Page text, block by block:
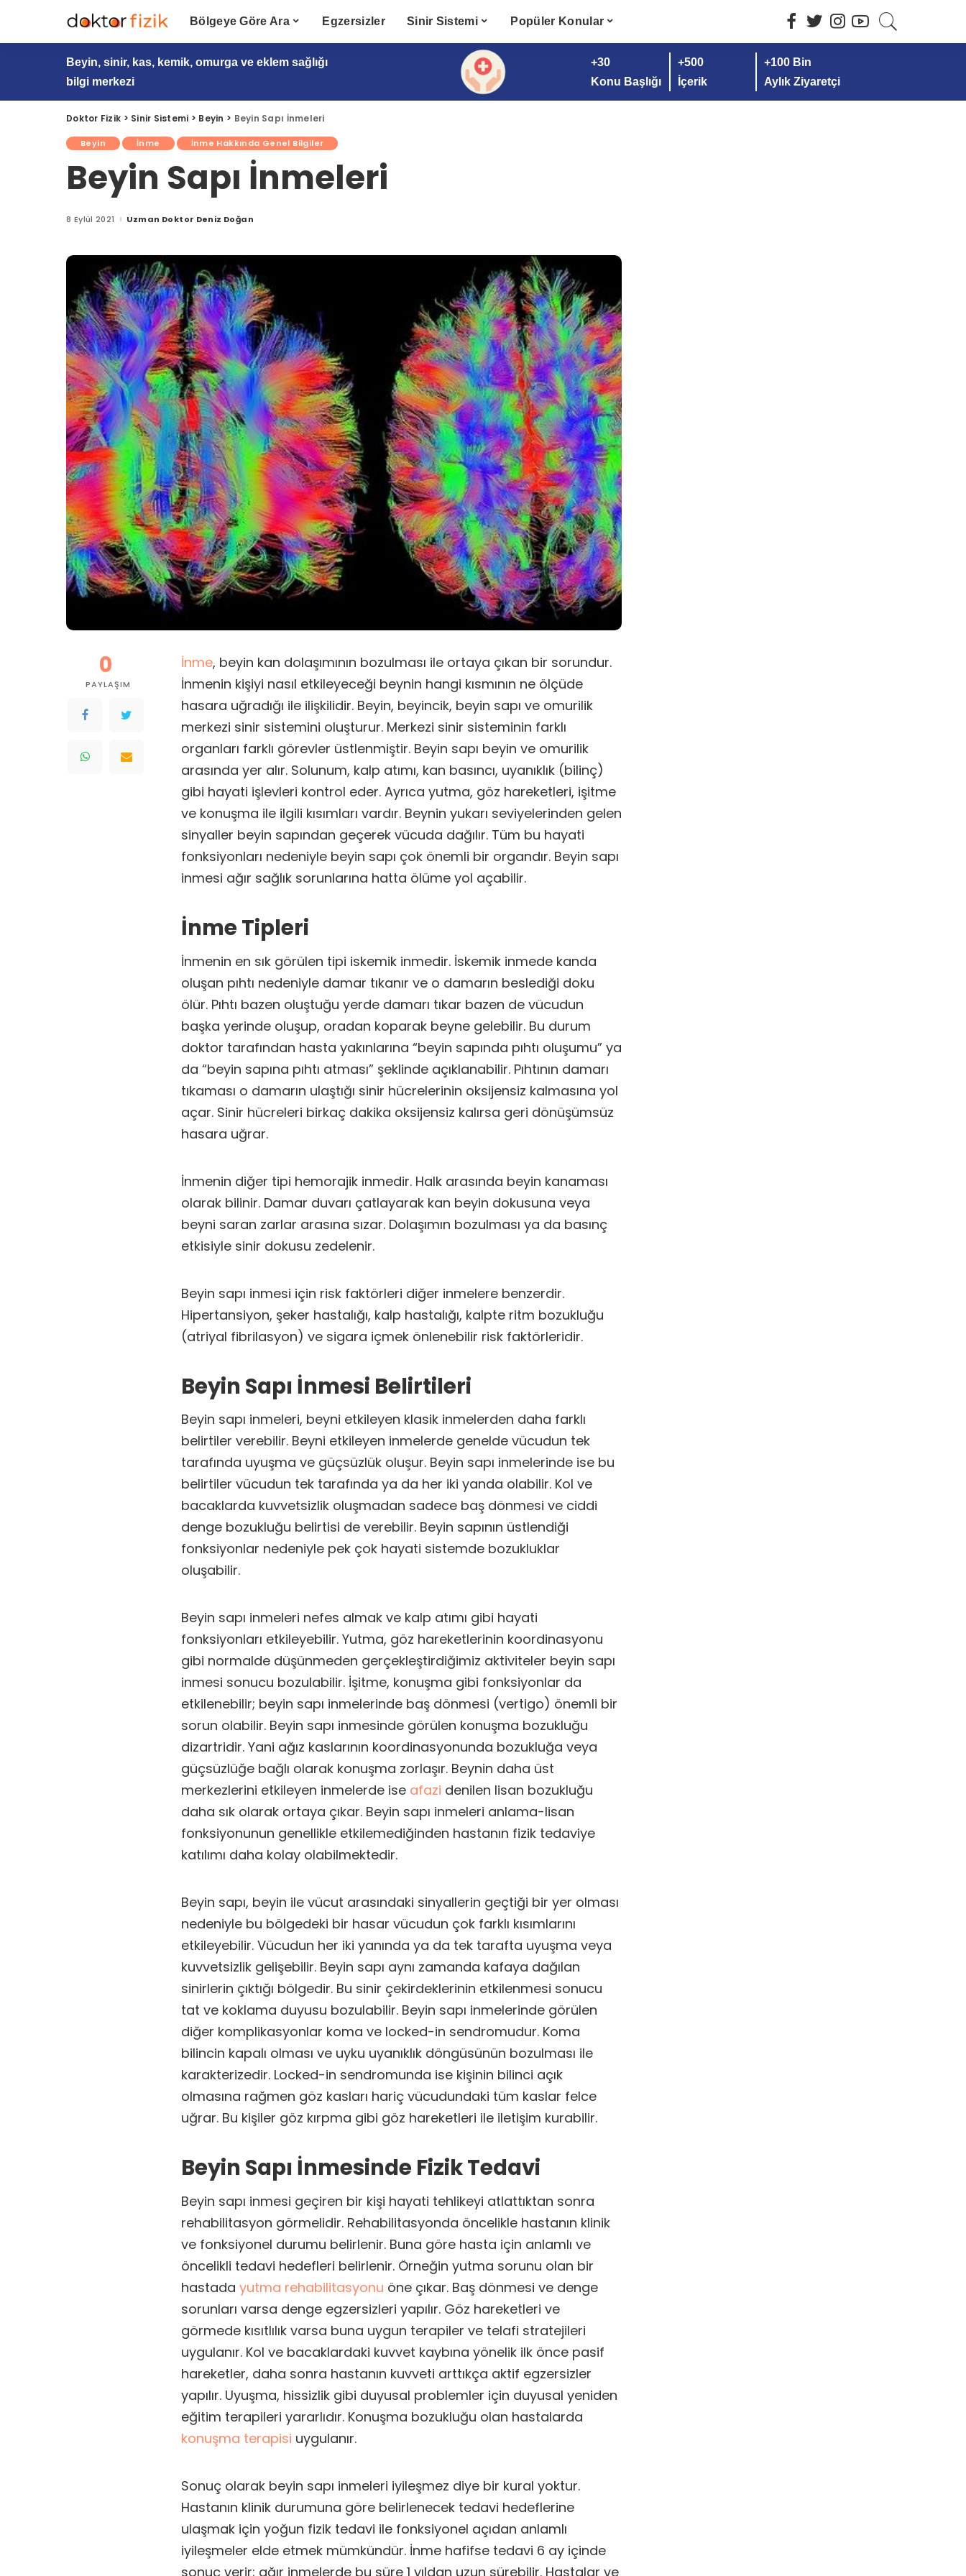
Bölgeye Göre Ara Egzersizler Sinir Sistemi Popüler Konular
Beyin, sinir, kas, kemik, omurga ve eklem sağlığı
bilgi merkezi
+30
Konu Başlığı
+500
İçerik
+100 Bin
Aylık Ziyaretçi
Doktor Fizik > Sinir Sistemi > Beyin > Beyin Sapı İnmeleri
Beyin İnme İnme Hakkında Genel Bilgiler
Beyin Sapı İnmeleri
8 Eylül 2021 Posted
Uzman Doktor Deniz Doğan
0
PAYLAŞIM
İnme, beyin kan dolaşımının bozulması ile ortaya çıkan bir sorundur.
İnmenin kişiyi nasıl etkileyeceği beynin hangi kısmının ne ölçüde
hasara uğradığı ile ilişkilidir. Beyin, beyincik, beyin sapı ve omurilik
merkezi sinir sistemini oluşturur. Merkezi sinir sisteminin farklı
organları farklı görevler üstlenmiştir. Beyin sapı beyin ve omurilik
arasında yer alır. Solunum, kalp atımı, kan basıncı, uyanıklık (bilinç)
gibi hayati işlevleri kontrol eder. Ayrıca yutma, göz hareketleri, işitme
ve konuşma ile ilgili kısımları vardır. Beynin yukarı seviyelerinden gelen
sinyaller beyin sapından geçerek vücuda dağılır. Tüm bu hayati
fonksiyonları nedeniyle beyin sapı çok önemli bir organdır. Beyin sapı
inmesi ağır sağlık sorunlarına hatta ölüme yol açabilir.
İnme Tipleri
İnmenin en sık görülen tipi iskemik inmedir. İskemik inmede kanda
oluşan pıhtı nedeniyle damar tıkanır ve o damarın beslediği doku
ölür. Pıhtı bazen oluştuğu yerde damarı tıkar bazen de vücudun
başka yerinde oluşup, oradan koparak beyne gelebilir. Bu durum
doktor tarafından hasta yakınlarına “beyin sapında pıhtı oluşumu” ya
da “beyin sapına pıhtı atması” şeklinde açıklanabilir. Pıhtının damarı
tıkaması o damarın ulaştığı sinir hücrelerinin oksijensiz kalmasına yol
açar. Sinir hücreleri birkaç dakika oksijensiz kalırsa geri dönüşümsüz
hasara uğrar.
İnmenin diğer tipi hemorajik inmedir. Halk arasında beyin kanaması
olarak bilinir. Damar duvarı çatlayarak kan beyin dokusuna veya
beyni saran zarlar arasına sızar. Dolaşımın bozulması ya da basınç
etkisiyle sinir dokusu zedelenir.
Beyin sapı inmesi için risk faktörleri diğer inmelere benzerdir.
Hipertansiyon, şeker hastalığı, kalp hastalığı, kalpte ritm bozukluğu
(atriyal fibrilasyon) ve sigara içmek önlenebilir risk faktörleridir.
Beyin Sapı İnmesi Belirtileri
Beyin sapı inmeleri, beyni etkileyen klasik inmelerden daha farklı
belirtiler verebilir. Beyni etkileyen inmelerde genelde vücudun tek
tarafında uyuşma ve güçsüzlük oluşur. Beyin sapı inmelerinde ise bu
belirtiler vücudun tek tarafında ya da her iki yanda olabilir. Kol ve
bacaklarda kuvvetsizlik oluşmadan sadece baş dönmesi ve ciddi
denge bozukluğu belirtisi de verebilir. Beyin sapının üstlendiği
fonksiyonlar nedeniyle pek çok hayati sistemde bozukluklar
oluşabilir.
Beyin sapı inmeleri nefes almak ve kalp atımı gibi hayati
fonksiyonları etkileyebilir. Yutma, göz hareketlerinin koordinasyonu
gibi normalde düşünmeden gerçekleştirdiğimiz aktiviteler beyin sapı
inmesi sonucu bozulabilir. İşitme, konuşma gibi fonksiyonlar da
etkilenebilir; beyin sapı inmelerinde baş dönmesi (vertigo) önemli bir
sorun olabilir. Beyin sapı inmesinde görülen konuşma bozukluğu
dizartridir. Yani ağız kaslarının koordinasyonunda bozukluğa veya
güçsüzlüğe bağlı olarak konuşma zorlaşır. Beynin daha üst
merkezlerini etkileyen inmelerde ise afazi denilen lisan bozukluğu
daha sık olarak ortaya çıkar. Beyin sapı inmeleri anlama-lisan
fonksiyonunun genellikle etkilemediğinden hastanın fizik tedaviye
katılımı daha kolay olabilmektedir.
Beyin sapı, beyin ile vücut arasındaki sinyallerin geçtiği bir yer olması
nedeniyle bu bölgedeki bir hasar vücudun çok farklı kısımlarını
etkileyebilir. Vücudun her iki yanında ya da tek tarafta uyuşma veya
kuvvetsizlik gelişebilir. Beyin sapı aynı zamanda kafaya dağılan
sinirlerin çıktığı bölgedir. Bu sinir çekirdeklerinin etkilenmesi sonucu
tat ve koklama duyusu bozulabilir. Beyin sapı inmelerinde görülen
diğer komplikasyonlar koma ve locked-in sendromudur. Koma
bilincin kapalı olması ve uyku uyanıklık döngüsünün bozulması ile
karakterizedir. Locked-in sendromunda ise kişinin bilinci açık
olmasına rağmen göz kasları hariç vücudundaki tüm kaslar felce
uğrar. Bu kişiler göz kırpma gibi göz hareketleri ile iletişim kurabilir.
Beyin Sapı İnmesinde Fizik Tedavi
Beyin sapı inmesi geçiren bir kişi hayati tehlikeyi atlattıktan sonra
rehabilitasyon görmelidir. Rehabilitasyonda öncelikle hastanın klinik
ve fonksiyonel durumu belirlenir. Buna göre hasta için anlamlı ve
öncelikli tedavi hedefleri belirlenir. Örneğin yutma sorunu olan bir
hastada yutma rehabilitasyonu öne çıkar. Baş dönmesi ve denge
sorunları varsa denge egzersizleri yapılır. Göz hareketleri ve
görmede kısıtlılık varsa buna uygun terapiler ve telafi stratejileri
uygulanır. Kol ve bacaklardaki kuvvet kaybına yönelik ilk önce pasif
hareketler, daha sonra hastanın kuvveti arttıkça aktif egzersizler
yapılır. Uyuşma, hissizlik gibi duyusal problemler için duyusal yeniden
eğitim terapileri yararlıdır. Konuşma bozukluğu olan hastalarda
konuşma terapisi uygulanır.
Sonuç olarak beyin sapı inmeleri iyileşmez diye bir kural yoktur.
Hastanın klinik durumuna göre belirlenecek tedavi hedeflerine
ulaşmak için yoğun fizik tedavi ile fonksiyonel açıdan anlamlı
iyileşmeler elde etmek mümkündür. İnme hafifse tedavi 6 ay içinde
sonuç verir; ağır inmelerde bu süre 1 yıldan uzun sürebilir. Hastalar ve